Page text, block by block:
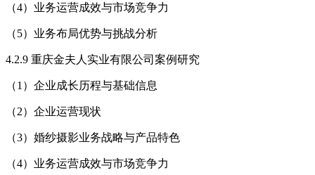
（4）业务运营成效与市场竞争力
（5）业务布局优势与挑战分析
4.2.9 重庆金夫人实业有限公司案例研究
（1）企业成长历程与基础信息
（2）企业运营现状
（3）婚纱摄影业务战略与产品特色
（4）业务运营成效与市场竞争力